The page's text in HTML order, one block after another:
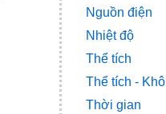
Nguồn điện
Nhiệt độ
Thể tích
Thể tích - Khô
Thời gian